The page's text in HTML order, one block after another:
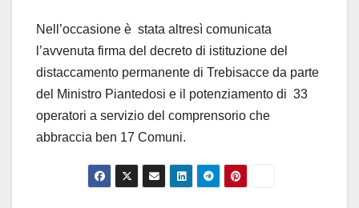
Nell’occasione è stata altresì comunicata
l’avvenuta firma del decreto di istituzione del
distaccamento permanente di Trebisacce da parte
del Ministro Piantedosi e il potenziamento di 33
operatori a servizio del comprensorio che
abbraccia ben 17 Comuni.